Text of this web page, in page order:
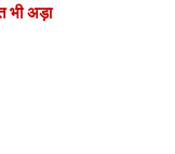
भी अड़ा